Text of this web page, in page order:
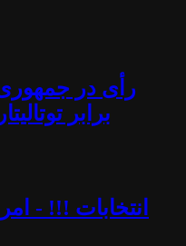
رأی در
برابر
انتخابات !!! -